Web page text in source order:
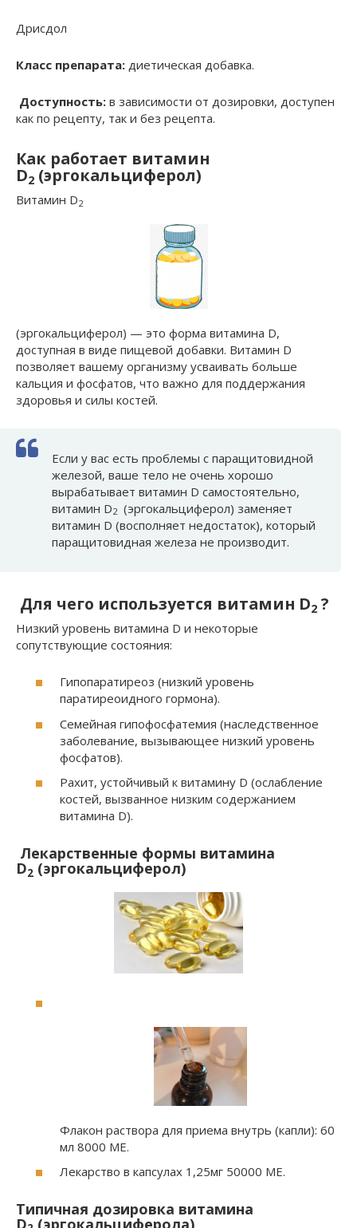
Дрисдол
Класс препарата: диетическая добавка.
Доступность: в зависимости от дозировки, доступен
как по рецепту, так и без рецепта.
Как работает витамин
D2 (эргокальциферол)
Витамин D2
(эргокальциферол) — это форма витамина D,
доступная в виде пищевой добавки. Витамин D
позволяет вашему организму усваивать больше
кальция и фосфатов, что важно для поддержания
здоровья и силы костей.
Если у вас есть проблемы с паращитовидной
железой, ваше тело не очень хорошо
вырабатывает витамин D самостоятельно,
витамин D2 (эргокальциферол) заменяет
витамин D (восполняет недостаток), который
паращитовидная железа не производит.
Для чего используется витамин D2 ?
Низкий уровень витамина D и некоторые
сопутствующие состояния:
Гипопаратиреоз (низкий уровень
паратиреоидного гормона).
Семейная гипофосфатемия (наследственное
заболевание, вызывающее низкий уровень
фосфатов).
Рахит, устойчивый к витамину D (ослабление
костей, вызванное низким содержанием
витамина D).
Лекарственные формы витамина
D2 (эргокальциферол)
Флакон раствора для приема внутрь (капли): 60
мл 8000 МЕ.
Лекарство в капсулах 1,25мг 50000 МЕ.
Типичная дозировка витамина
D (эргокальциферола)